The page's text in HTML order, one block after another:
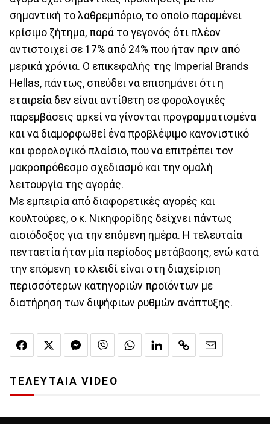
σημαντική το λαθρεμπόριο, το οποίο παραμένει
κρίσιμο ζήτημα, παρά το γεγονός ότι πλέον
αντιστοιχεί σε 17% από 24% που ήταν πριν από
μερικά χρόνια. Ο επικεφαλής της Imperial Brands
Hellas, πάντως, σπεύδει να επισημάνει ότι η
εταιρεία δεν είναι αντίθετη σε φορολογικές
παρεμβάσεις αρκεί να γίνονται προγραμματισμένα
και να διαμορφωθεί ένα προβλέψιμο κανονιστικό
και φορολογικό πλαίσιο, που να επιτρέπει τον
μακροπρόθεσμο σχεδιασμό και την ομαλή
λειτουργία της αγοράς.
Με εμπειρία από διαφορετικές αγορές και
κουλτούρες, ο κ. Νικηφορίδης δείχνει πάντως
αισιόδοξος για την επόμενη ημέρα. Η τελευταία
πενταετία ήταν μία περίοδος μετάβασης, ενώ κατά
την επόμενη το κλειδί είναι στη διαχείριση
περισσότερων κατηγοριών προϊόντων με
διατήρηση των διψήφιων ρυθμών ανάπτυξης.
ΤΕΛΕΥΤΑΙΑ VIDEO